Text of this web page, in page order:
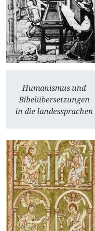
Humanismus und
Bibelübersetzungen
in die landessprachen